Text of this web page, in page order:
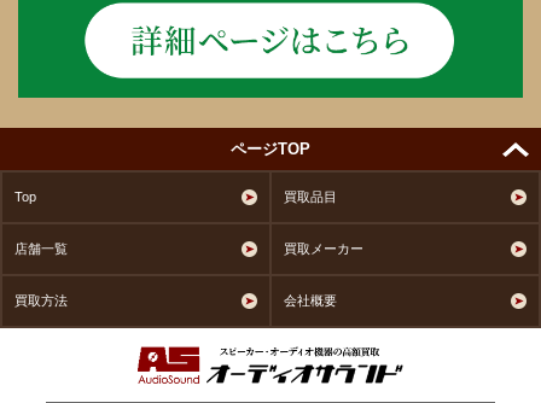
ページTOP
Top 買取品目
店舗一覧 買取メーカー
買取方法 会社概要